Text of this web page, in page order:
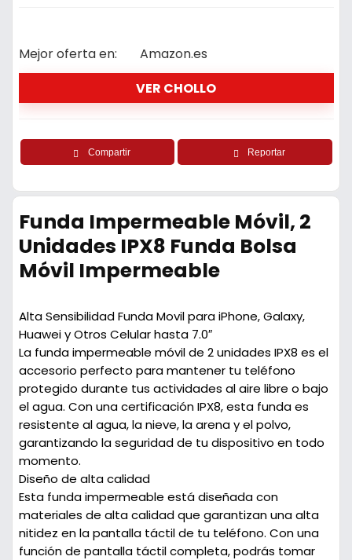
Mejor oferta en:
Amazon.es
VER CHOLLO
Compartir Reportar
Funda Impermeable Móvil, 2
Unidades IPX8 Funda Bolsa
Móvil Impermeable
Alta Sensibilidad Funda Movil para iPhone, Galaxy,
Huawei y Otros Celular hasta 7.0″
La funda impermeable móvil de 2 unidades IPX8 es el
accesorio perfecto para mantener tu teléfono
protegido durante tus actividades al aire libre o bajo
el agua. Con una certificación IPX8, esta funda es
resistente al agua, la nieve, la arena y el polvo,
garantizando la seguridad de tu dispositivo en todo
momento.
Diseño de alta calidad
Esta funda impermeable está diseñada con
materiales de alta calidad que garantizan una alta
nitidez en la pantalla táctil de tu teléfono. Con una
función de pantalla táctil completa, podrás tomar